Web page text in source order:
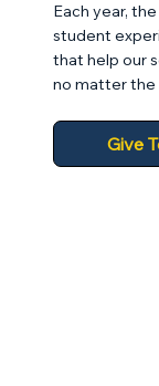
Each year,
student
that help our
no matter the
Give